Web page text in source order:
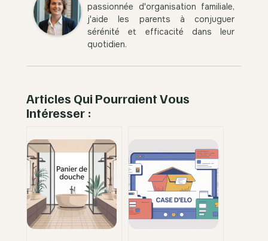
passionnée d'organisation familiale,
j'aide les parents à conjuguer
sérénité et efficacité dans leur
quotidien.
Articles Qui Pourraient Vous
Intéresser :